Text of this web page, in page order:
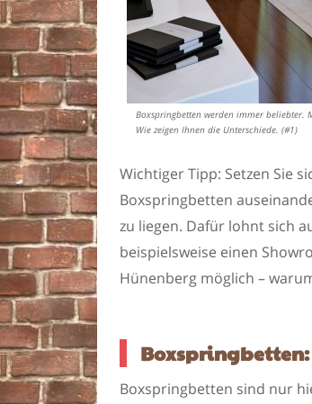
Boxspringbetten werden immer beliebter.
Wie zeigen Ihnen die Unterschiede. (#1)
Wichtiger Tipp: Setzen Sie
Boxspringbetten
zu liegen. Dafür lohnt sich
beispielsweise einen
Hünenberg möglich –
Boxspringbetten:
Boxspringbetten sind nur